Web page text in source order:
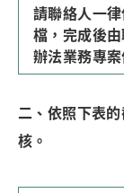
請聯絡人一
檔，完成後
辦法業務專
二、依照下表
核。